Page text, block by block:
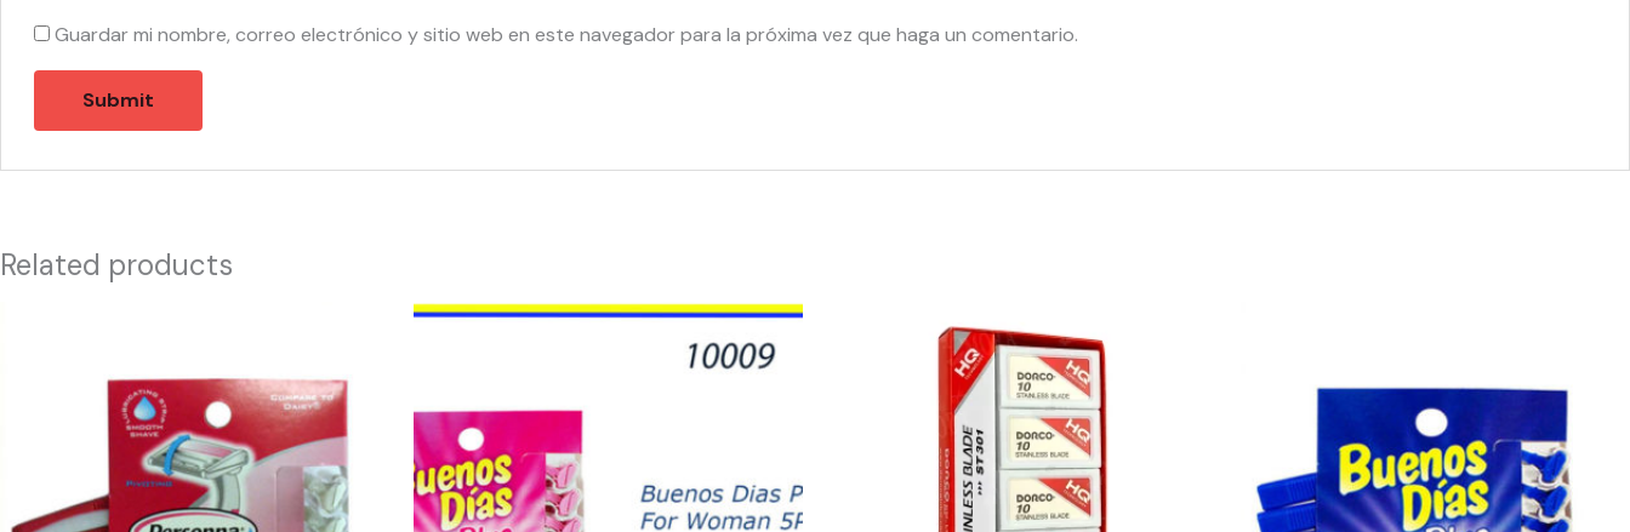
Guardar mi nombre, correo electrónico y sitio web en este navegador para la próxima vez que haga un comentario.
Related products
Comfort
10009
Personna
Buenos
Dias
Plus
V302020400
Dias
For